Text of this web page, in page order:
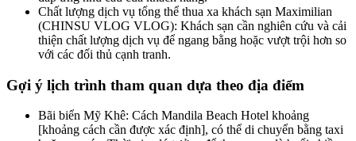
Chất lượng dịch vụ tổng thể thua xa khách sạn Maximilian
(CHINSU VLOG VLOG): Khách sạn cần nghiên cứu và cải
thiện chất lượng dịch vụ để ngang bằng hoặc vượt trội hơn so
với các đối thủ cạnh tranh.
Gợi ý lịch trình tham quan dựa theo địa điểm
Bãi biển Mỹ Khê: Cách Mandila Beach Hotel khoảng
[khoảng cách cần được xác định], có thể di chuyển bằng taxi